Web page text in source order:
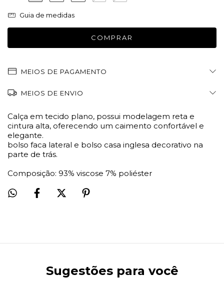
Guia de medidas
MEIOS DE PAGAMENTO
MEIOS DE ENVIO
Calça em tecido plano, possui modelagem reta e
cintura alta, oferecendo um caimento confortável e
elegante.
bolso faca lateral e bolso casa inglesa decorativo na
parte de trás.
Composição: 93% viscose 7% poliéster
Sugestões para você